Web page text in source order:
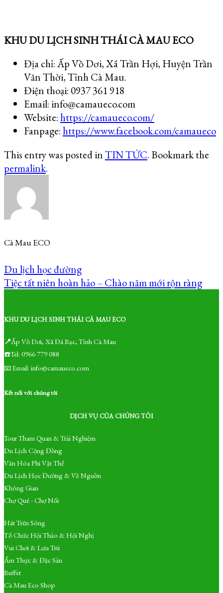
KHU DU LỊCH SINH THÁI CÀ MAU ECO
Địa chỉ: Ấp Vồ Dơi, Xã Trần Hợi, Huyện Trần
Văn Thời, Tỉnh Cà Mau.
Điện thoại: 0937 361 918
Email: info@camaueco.com
Website:https://camaueco.com/
Fanpage:https://www.facebook.com/camaueco
This entry was posted inTIN TỨC. Bookmark the
permalink.
Cà Mau ECO
Du lịch học đường
Tiệc tất niên hoàn hảo – Chào năm mới rộn ràng
KHU DU LỊCH SINH THÁI CÀ MAU ECO
📍Ấp Vồ Dơi, Xã Đá Bạc, Tỉnh Cà Mau
☎️Tel: 0966 779 088
📧 Email: info@camaueco.com
Kết nối với chúng tôi
DỊCH VỤ CỦA CHÚNG TÔI
Tour Tham Quan & Trải Nghiệm
Du Lịch Cộng Đồng
Văn Hóa Phi Vật Thể
Du Lịch Học Đường & Về Nguồn
Không Gian
Chợ Quê - Chợ Nổi
Hát Trên Sông
Tổ Chức Hội Thảo & Hội Nghị
Vui Chơi & Lưu Trú
Ẩm Thực & Đặc Sản
Buffet
Cà Mau Eco Shop